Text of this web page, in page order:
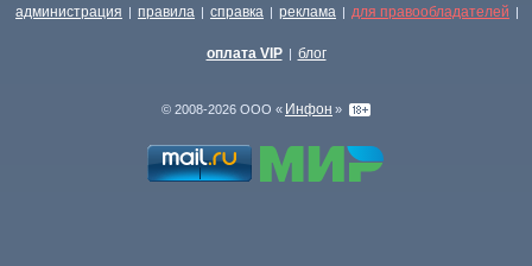
администрация | правила | справка | реклама | для правообладателей |
оплата VIP | блог
© 2008-2026 ООО « Инфон »